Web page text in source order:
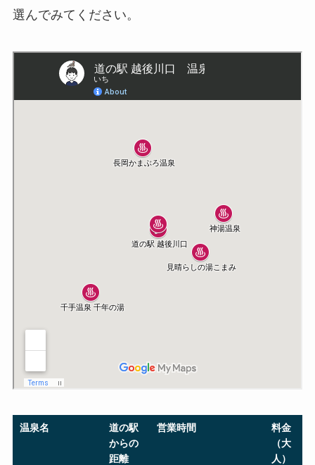
選んでみてください。
温泉名
道の駅
からの
距離
営業時間
料金
（大
人）